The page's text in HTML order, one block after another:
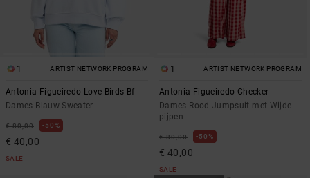
1 ARTIST NETWORK PROGRAM
Antonia Figueiredo Love Birds Bf
Dames Blauw Sweater
€ 80,00 50%
€ 40,00
SALE
1 ARTIST NETWORK PROGRAM
Antonia Figueiredo Checker
Dames Rood Jumpsuit met Wijde
pijpen
€ 80,00 50%
€ 40,00
SALE